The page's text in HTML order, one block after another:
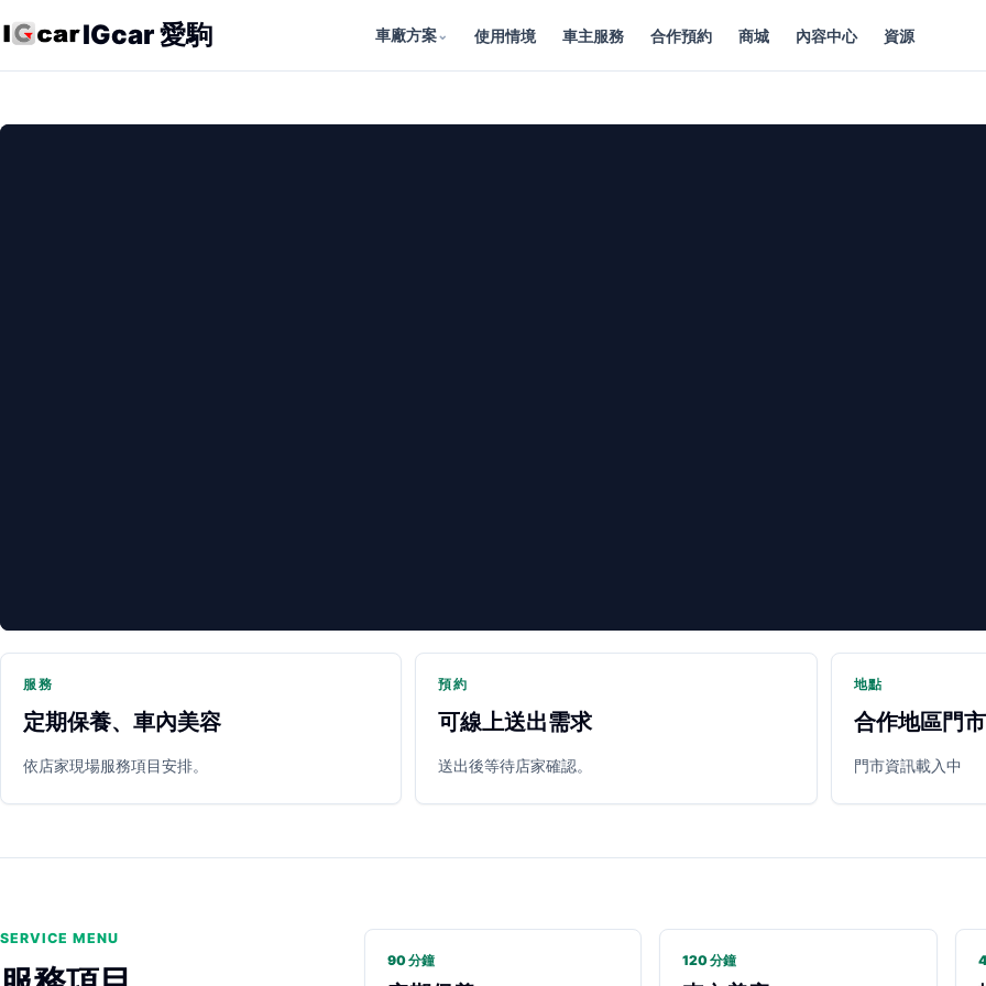
IGcar 愛駒 車廠方案⌄ 使用情境 車主服務 合作預約 商城 內容中心 資源
服務
定期保養、車內美容
依店家現場服務項目安排。
預約
可線上送出需求
送出後等待店家確認。
地點
合作地區門市
門市資訊載入中
SERVICE MENU
90 分鐘 120 分鐘